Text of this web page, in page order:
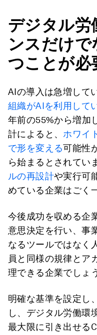
デジタル労
ンスだけ
つことが必
AIの導入は急増して
組織がAIを利用して
年前の55%から増加
計によると、 ホワイ
で形を変える可能性
ら始まるとされてい
ルの再設計や実行可
めている企業はごく
今後成功を収める企
意思決定を行い、事
なるツールではなく
員と同様の規律とア
理できる企業でしょ
明確な基準を設定し
し、デジタル労働環
最大限に引き出せる